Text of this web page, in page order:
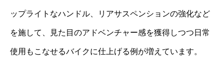
ップライトなハンドル、リアサスペンションの強化など
を施して、見た目のアドベンチャー感を獲得しつつ日常
使用もこなせるバイクに仕上げる例が増えています。